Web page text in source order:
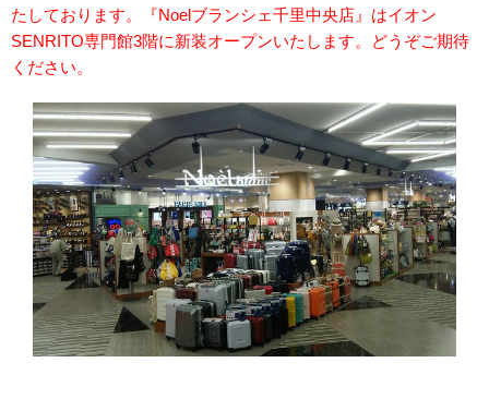
たしております。『Noelブランシェ千里中央店』はイオン
SENRITO専門館3階に新装オープンいたします。どうぞご期待
ください。